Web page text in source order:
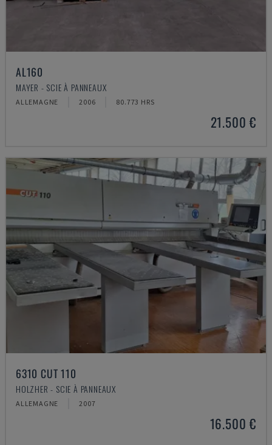
AL160
MAYER - SCIE À PANNEAUX
ALLEMAGNE 2006 80.773 HRS
21.500 €
6310 CUT 110
HOLZHER - SCIE À PANNEAUX
ALLEMAGNE 2007
16.500 €